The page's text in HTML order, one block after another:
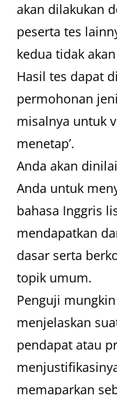
akan dilakukan
peserta tes
kedua tidak
Hasil tes dapat
permohonan
misalnya untuk
menetap’.
Anda akan
Anda untuk
bahasa Inggris
mendapatkan
dasar serta
topik umum.
Penguji
menjelaskan
pendapat atau
memaparkan